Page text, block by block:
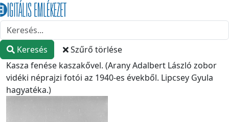
Keresés
Szűrő törlése
Kasza fenése kaszakővel. (Arany Adalbert László zobor
vidéki néprajzi fotói az 1940-es évekből. Lipcsey Gyula
hagyatéka.)